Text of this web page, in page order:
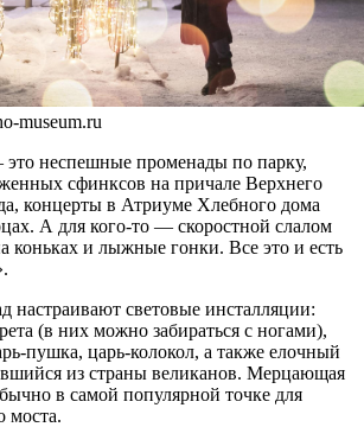
museum.ru
неспешные променады по парку,
сфинксов на причале Верхнего
концерты в Атриуме Хлебного дома
А для кого-то — скоростной слалом
коньках и лыжные гонки. Все это и есть
настраивают световые инсталляции:
(в них можно забираться с ногами),
пушка, царь-колокол, а также елочный
из страны великанов. Мерцающая
в самой популярной точке для
моста.